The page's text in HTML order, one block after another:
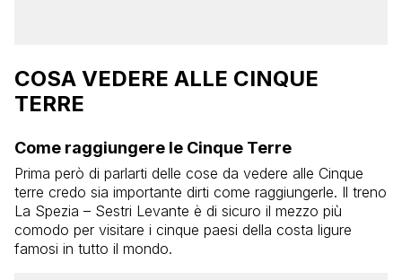
COSA VEDERE ALLE CINQUE
TERRE
Come raggiungere le Cinque Terre
Prima però di parlarti delle cose da vedere alle Cinque
terre credo sia importante dirti come raggiungerle. Il treno
La Spezia – Sestri Levante è di sicuro il mezzo più
comodo per visitare i cinque paesi della costa ligure
famosi in tutto il mondo.